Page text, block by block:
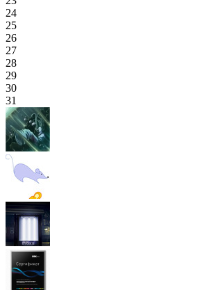
24
25
26
27
28
29
30
31